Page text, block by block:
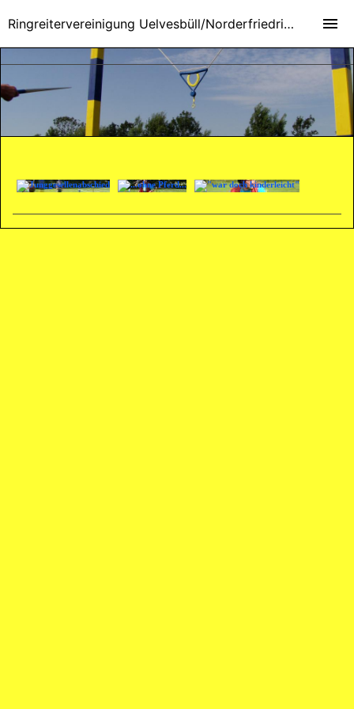
Ringreitervereinigung Uelvesbüll/Norderfriedrichskoog